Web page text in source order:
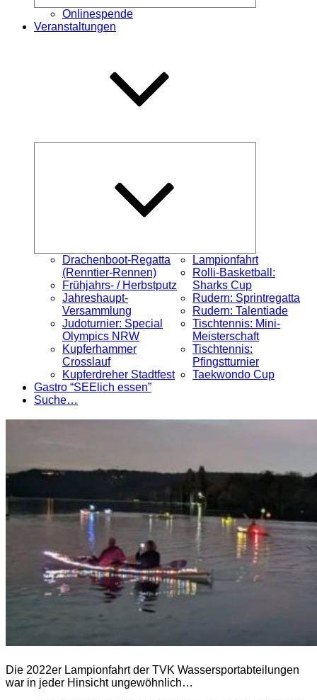
Onlinespende
Veranstaltungen
Drachenboot-Regatta
(Renntier-Rennen)
Frühjahrs- / Herbstputz
Jahreshaupt-
Versammlung
Judoturnier: Special
Olympics NRW
Kupferhammer
Crosslauf
Kupferdreher Stadtfest
Lampionfahrt
Rolli-Basketball:
Sharks Cup
Rudern: Sprintregatta
Rudern: Talentiade
Tischtennis: Mini-
Meisterschaft
Tischtennis:
Pfingstturnier
Taekwondo Cup
Gastro “SEElich essen”
Suche…
Die 2022er Lampionfahrt der TVK Wassersportabteilungen
war in jeder Hinsicht ungewöhnlich…